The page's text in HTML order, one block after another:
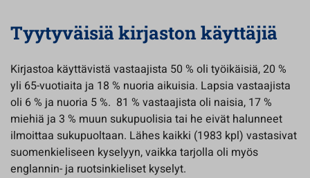
Tyytyväisiä kirjaston käyttäjiä
Kirjastoa käyttävistä vastaajista 50 % oli työikäisiä, 20 %
yli 65-vuotiaita ja 18 % nuoria aikuisia. Lapsia vastaajista
oli 6 % ja nuoria 5 %. 81 % vastaajista oli naisia, 17 %
miehiä ja 3 % muun sukupuolisia tai he eivät halunneet
ilmoittaa sukupuoltaan. Lähes kaikki (1983 kpl) vastasivat
suomenkieliseen kyselyyn, vaikka tarjolla oli myös
englannin- ja ruotsinkieliset kyselyt.